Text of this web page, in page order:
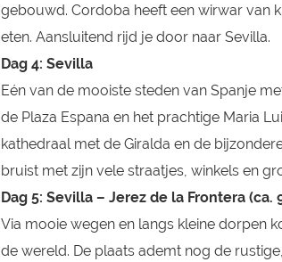
gebouwd. Cordoba heeft een wirwar van
eten. Aansluitend rijd je door naar Sevilla.
Dag 4: Sevilla
Eén van de mooiste steden van Spanje
de Plaza Espana en het prachtige Maria
kathedraal met de Giralda en de
bruist met zijn vele straatjes, winkels en
Dag 5: Sevilla – Jerez de la Frontera (ca.
Via mooie wegen en langs kleine dorpen
de wereld. De plaats ademt nog de